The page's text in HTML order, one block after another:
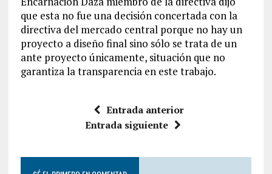
que esta no fue una decisión concertada con la
directiva del mercado central porque no hay un
proyecto a diseño final sino sólo se trata de un
ante proyecto únicamente, situación que no
garantiza la transparencia en este trabajo.
Entrada anterior
Entrada siguiente